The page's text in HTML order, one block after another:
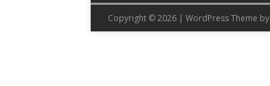
Copyright © 2026 | WordPress Theme by